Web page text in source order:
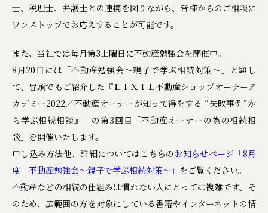
士、税理士、弁護士との連携を図りながら、皆様からのご相談に
ワンストップでお応えすることが可能です。
また、当社では毎月第3土曜日に不動産勉強会を開催中。
8月20日には「不動産勉強会～親子で学ぶ相続対策～」と題し
て、冒頭でもご紹介した『ＬＩＸＩＬ不動産ショップオーナーア
カデミー2022／不動産オーナーが知って得をする “失敗事例”か
ら学ぶ相続相談』 の第3回目「不動産オーナーの為の相続相
談」を開催いたします。
申し込み方法他、詳細についてはこちらのお知らせページ「8月
度 不動産勉強会～親子で学ぶ相続対策～」 をご覧ください。
不動産などの相続の仕組みは慣れない人にとっては複雑です。そ
のため、広範囲の方を対象にしている書籍やインターネットの情